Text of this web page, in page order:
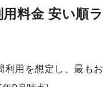
料金 安い順ラ
用を想定し、最もお